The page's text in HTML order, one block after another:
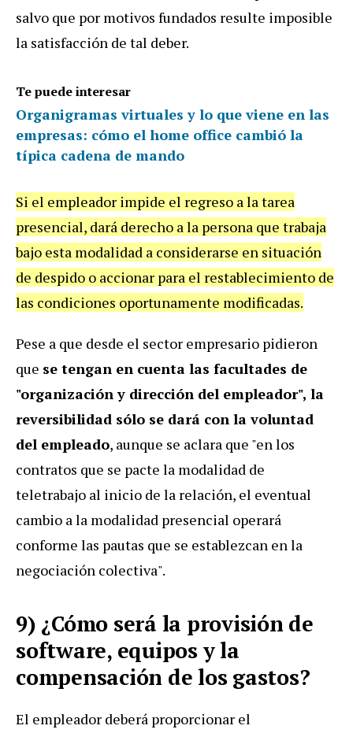
salvo que por motivos fundados resulte imposible
la satisfacción de tal deber.
Te puede interesar
Organigramas virtuales y lo que viene en las
empresas: cómo el home office cambió la
típica cadena de mando
Si el empleador impide el regreso a la tarea
presencial, dará derecho a la persona que trabaja
bajo esta modalidad a considerarse en situación
de despido o accionar para el restablecimiento de
las condiciones oportunamente modificadas.
Pese a que desde el sector empresario pidieron
que se tengan en cuenta las facultades de
"organización y dirección del empleador", la
reversibilidad sólo se dará con la voluntad
del empleado, aunque se aclara que "en los
contratos que se pacte la modalidad de
teletrabajo al inicio de la relación, el eventual
cambio a la modalidad presencial operará
conforme las pautas que se establezcan en la
negociación colectiva".
9) ¿Cómo será la provisión de
software, equipos y la
compensación de los gastos?
El empleador deberá proporcionar el